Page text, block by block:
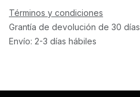
Términos y condiciones
Grantía de devolución de 30 días
Envío: 2-3 días hábiles